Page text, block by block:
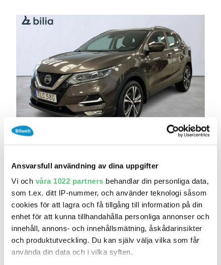
Ansvarsfull användning av dina uppgifter
Vi och våra 1022 partners behandlar din personliga data,
som t.ex. ditt IP-nummer, och använder teknologi såsom
cookies för att lagra och få tillgång till information på din
enhet för att kunna tillhandahålla personliga annonser och
innehåll, annons- och innehållsmätning, åskådarinsikter
och produktutveckling. Du kan själv välja vilka som får
använda din data och i vilka syften.
31 jul 19:08
Nissan Qashqai N-connecta
Bilia Södertälje - Volvo
Mil: 11 591 År: Drivmedel:
Gratis historik
Räkna på försäkring
Jämför Se bil